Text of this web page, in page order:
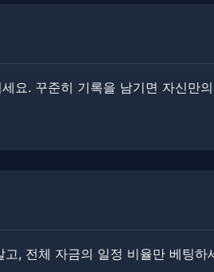
요. ​꾸준히 기록을 남기면 자신만
, 전체 자금의 일정 비율만 베팅하